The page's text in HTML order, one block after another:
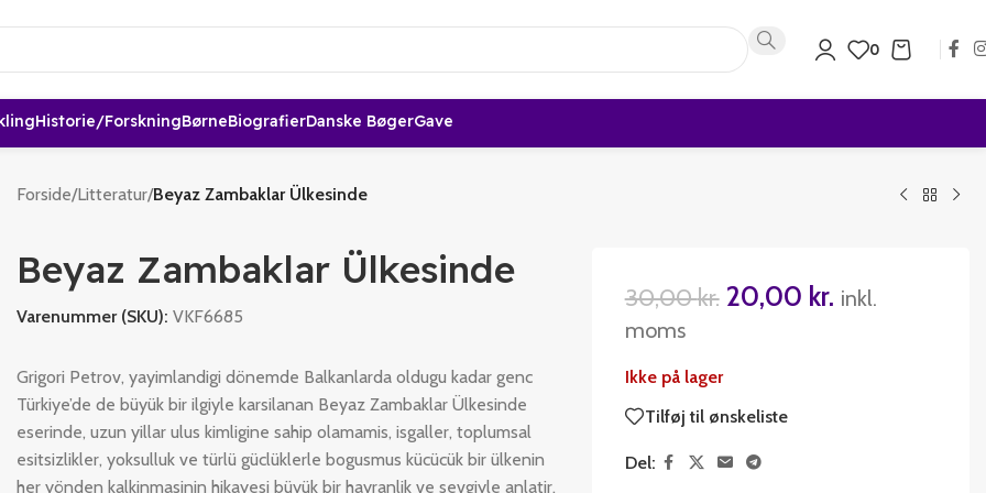
0
Historie/forskningBørneBiografierDanske BøgerGave
Forside/Litteratur/Beyaz Zambaklar Ülkesinde
Beyaz Zambaklar Ülkesinde
Varenummer (SKU): VKF6685
Grigori Petrov, yayimlandigi dönemde Balkanlarda oldugu kadar genc
Türkiye’de de büyük bir ilgiyle karsilanan Beyaz Zambaklar Ülkesinde
eserinde, uzun yillar ulus kimligine sahip olamamis, isgaller, toplumsal
esitsizlikler, yoksulluk ve türlü güclüklerle bogusmus kücücük bir ülkenin
her yönden kalkinmasinin hikayesi büyük bir hayranlik ve sevgiyle anlatir.
30,00kr. 20,00 kr. inkl.
moms
Ikke på lager
Tilføj til ønskeliste
Del: